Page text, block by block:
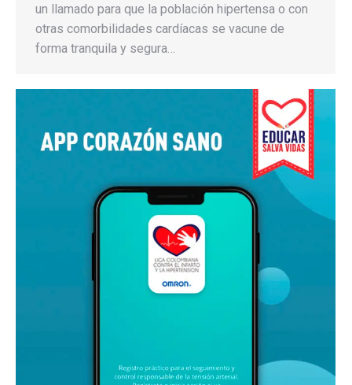
un llamado para que la población hipertensa o con
otras comorbilidades cardíacas se vacune de
forma tranquila y segura…